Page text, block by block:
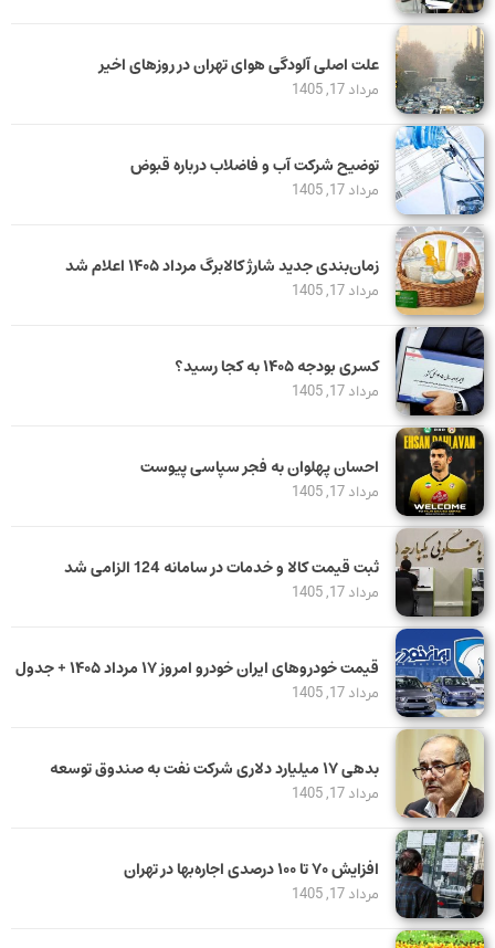
علت اصلی آلودگی هوای تهران در روزهای اخیر
مرداد 17, 1405
توضیح شرکت آب و فاضلاب درباره قبوض
مرداد 17, 1405
زمان‌بندی جدید شارژ کالابرگ مرداد ۱۴۰۵ اعلام شد
مرداد 17, 1405
کسری بودجه ۱۴۰۵ به کجا رسید؟
مرداد 17, 1405
احسان پهلوان به فجر سپاسی پیوست
مرداد 17, 1405
ثبت قیمت کالا و خدمات در سامانه 124 الزامی شد
مرداد 17, 1405
قیمت خودرو‌های ایران خودرو امروز ۱۷ مرداد ۱۴۰۵ + جدول
مرداد 17, 1405
بدهی ١٧ میلیارد دلاری شرکت نفت به صندوق توسعه
مرداد 17, 1405
افزایش ۷۰ تا ۱۰۰ درصدی اجاره‌بها در تهران
مرداد 17, 1405